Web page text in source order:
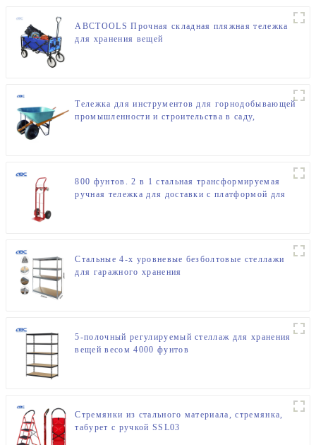
ABCTOOLS Прочная складная пляжная тележка
для хранения вещей
Тележка для инструментов для горнодобывающей
промышленности и строительства в саду,
800 фунтов. 2 в 1 стальная трансформируемая
ручная тележка для доставки с платформой для
Стальные 4-х уровневые безболтовые стеллажи
для гаражного хранения
5-полочный регулируемый стеллаж для хранения
вещей весом 4000 фунтов
Стремянки из стального материала, стремянка,
табурет с ручкой SSL03